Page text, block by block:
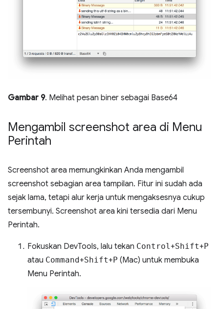
Gambar 9. Melihat pesan biner sebagai Base64
Mengambil screenshot area di Menu
Perintah
Screenshot area memungkinkan Anda mengambil
screenshot sebagian area tampilan. Fitur ini sudah ada
sejak lama, tetapi alur kerja untuk mengaksesnya cukup
tersembunyi. Screenshot area kini tersedia dari Menu
Perintah.
Fokuskan DevTools, lalu tekan Control+Shift+ P
atau Command+Shift+ P (Mac) untuk membuka
Menu Perintah.